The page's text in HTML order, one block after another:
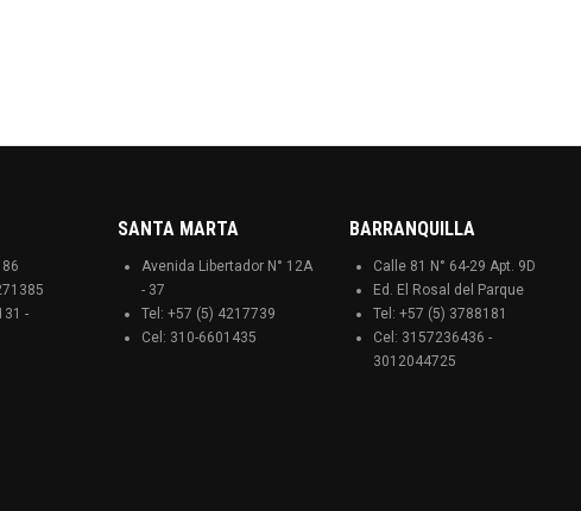
86
-
SANTA MARTA
Avenida Libertador N° 12A
- 37
Tel: +57 (5) 4217739
Cel: 310-6601435
BARRANQUILLA
Calle 81 N° 64-29 Apt. 9D
Ed. El Rosal del Parque
Tel: +57 (5) 3788181
Cel: 3157236436 -
3012044725